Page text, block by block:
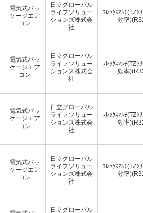
電気式パッ
ケージエア
コン
日立グローバル
ライフソリュー
ションズ株式会
社
ﾌﾚｯｸｽﾏﾙﾁ(TZｼ
効率
電気式パッ
ケージエア
コン
日立グローバル
ライフソリュー
ションズ株式会
社
ﾌﾚｯｸｽﾏﾙﾁ(TZｼ
効率
電気式パッ
ケージエア
コン
日立グローバル
ライフソリュー
ションズ株式会
社
ﾌﾚｯｸｽﾏﾙﾁ(TZｼ
効率
電気式パッ
ケージエア
コン
日立グローバル
ライフソリュー
ションズ株式会
社
ﾌﾚｯｸｽﾏﾙﾁ(TZｼ
効率
日立グローバル